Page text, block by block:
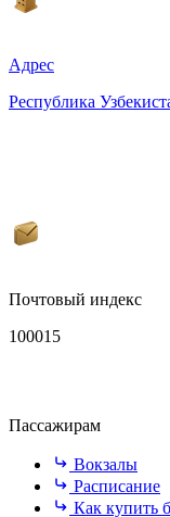
Адрес
Республика
Почтовый индекс
100015
Пассажирам
Вокзалы
Расписание
Как купить